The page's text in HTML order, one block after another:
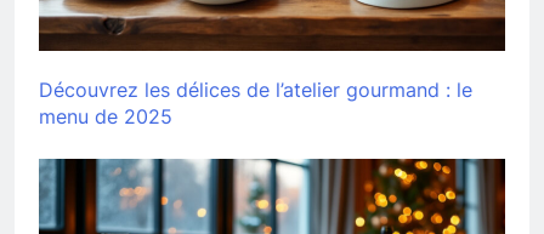
Découvrez les délices de l’atelier gourmand : le
menu de 2025